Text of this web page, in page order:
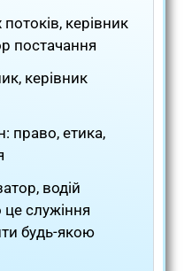
потоків, керівник
постачання
керівник
право, етика,
водій
служіння
будь-якою